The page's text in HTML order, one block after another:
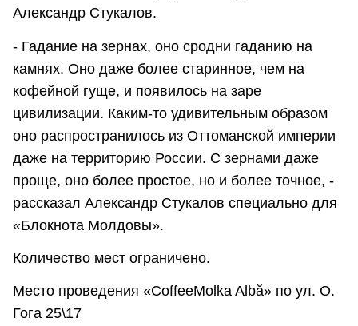
Александр Стукалов.
- Гадание на зернах, оно сродни гаданию на
камнях. Оно даже более старинное, чем на
кофейной гуще, и появилось на заре
цивилизации. Каким-то удивительным образом
оно распространилось из Оттоманской империи
даже на территорию России. С зернами даже
проще, оно более простое, но и более точное, -
рассказал Александр Стукалов специально для
«Блокнота Молдовы».
Количество мест ограничено.
Место проведения «CoffeeMolka Albă» по ул. О.
Гога 25\17